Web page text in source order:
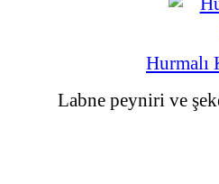
Hurmalı
Labne peyniri ve